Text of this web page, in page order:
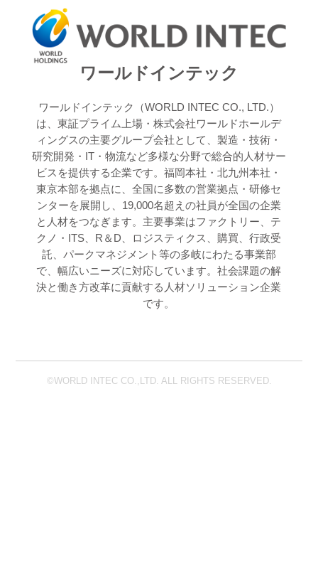
ワールドインテック
ワールドインテック（WORLD INTEC CO., LTD.）
は、東証プライム上場・株式会社ワールドホールデ
ィングスの主要グループ会社として、製造・技術・
研究開発・IT・物流など多様な分野で総合的人材サー
ビスを提供する企業です。福岡本社・北九州本社・
東京本部を拠点に、全国に多数の営業拠点・研修セ
ンターを展開し、19,000名超えの社員が全国の企業
と人材をつなぎます。主要事業はファクトリー、テ
クノ・ITS、R＆D、ロジスティクス、購買、行政受
託、パークマネジメント等の多岐にわたる事業部
で、幅広いニーズに対応しています。社会課題の解
決と働き方改革に貢献する人材ソリューション企業
です。
©WORLD INTEC CO.,LTD. ALL RIGHTS RESERVED.